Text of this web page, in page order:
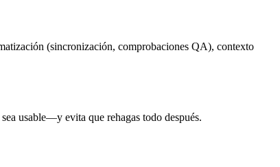
(sincronización, comprobaciones QA), contexto
usable—y evita que rehagas todo después.